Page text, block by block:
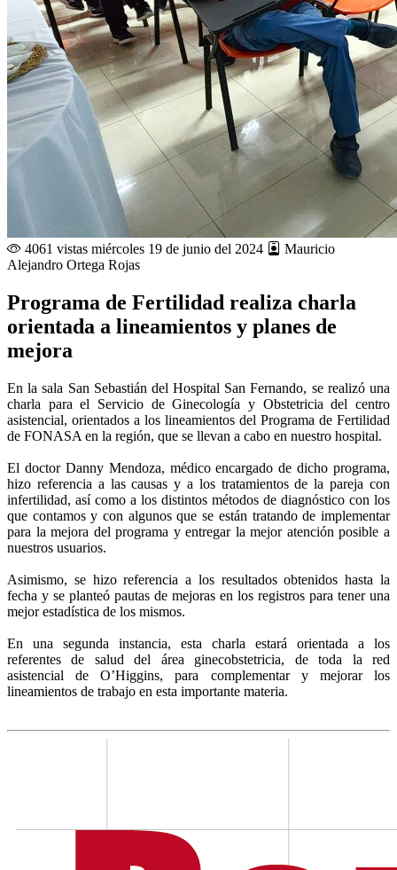
4061 vistas miércoles 19 de junio del 2024
Mauricio
Alejandro Ortega Rojas
Programa de Fertilidad realiza charla
orientada a lineamientos y planes de
mejora
En la sala San Sebastián del Hospital San Fernando, se realizó una
charla para el Servicio de Ginecología y Obstetricia del centro
asistencial, orientados a los lineamientos del Programa de Fertilidad
de FONASA en la región, que se llevan a cabo en nuestro hospital.
El doctor Danny Mendoza, médico encargado de dicho programa,
hizo referencia a las causas y a los tratamientos de la pareja con
infertilidad, así como a los distintos métodos de diagnóstico con los
que contamos y con algunos que se están tratando de implementar
para la mejora del programa y entregar la mejor atención posible a
nuestros usuarios.
Asimismo, se hizo referencia a los resultados obtenidos hasta la
fecha y se planteó pautas de mejoras en los registros para tener una
mejor estadística de los mismos.
En una segunda instancia, esta charla estará orientada a los
referentes de salud del área ginecobstetricia, de toda la red
asistencial de O’Higgins, para complementar y mejorar los
lineamientos de trabajo en esta importante materia.